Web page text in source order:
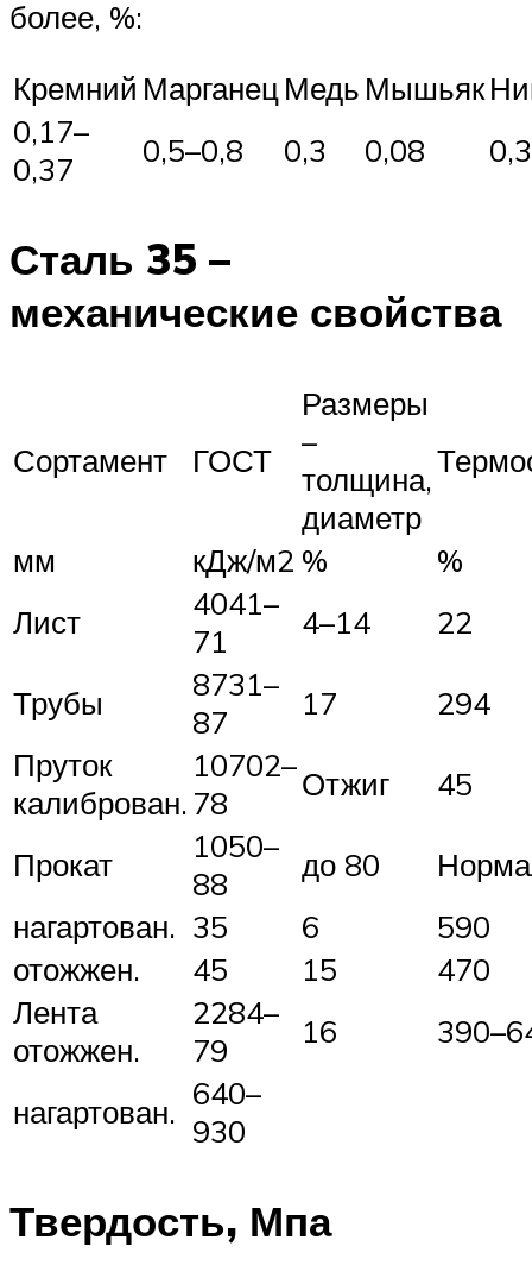
более, %:
Кремний МарганецМедь Мышьяк
0,17–
0,37
0,5–0,8 0,3 0,08 0,3
Сталь 35 –
механические свойства
Сортамент ГОСТ
Размеры
–
толщина,
диаметр
мм кДж/м2 %
%
Лист
4041–
71
4–14 22
Трубы
8731–
87
17
294
Пруток
калиброван.
10702–
78
Отжиг 45
Прокат
1050–
88
до 80
нагартован. 35 6
590
отожжен.
45 15
470
Лента
отожжен.
2284–
79
16
нагартован. 640–
930
Твердость, Мпа